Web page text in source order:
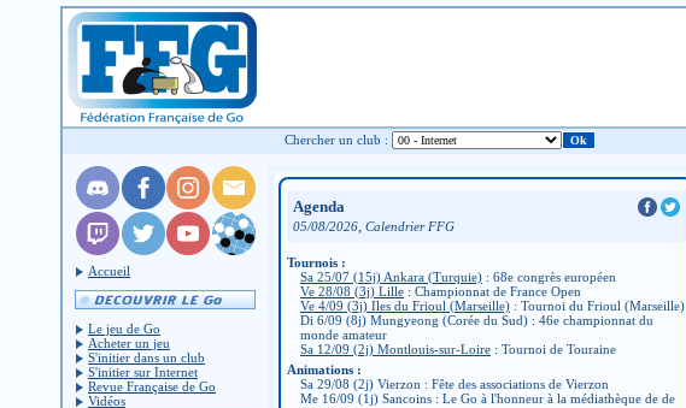
Chercher un club :
Accueil
Le jeu de Go
Acheter un jeu
S'initier dans un club
S'initier sur Internet
Revue Française de Go
Vidéos
Agenda
05/08/2026, Calendrier FFG
Tournois :
Sa 25/07 (15j) Ankara (Turquie) : 68e congrès européen
Ve 28/08 (3j) Lille : Championnat de France Open
Ve 4/09 (3j) Iles du Frioul (Marseille) : Tournoi du Frioul (Marseille)
Di 6/09 (8j) Mungyeong (Corée du Sud) : 46e championnat du
monde amateur
Sa 12/09 (2j) Montlouis-sur-Loire : Tournoi de Touraine
Animations :
Sa 29/08 (2j) Vierzon : Fête des associations de Vierzon
Me 16/09 (1j) Sancoins : Le Go à l'honneur à la médiathèque de de